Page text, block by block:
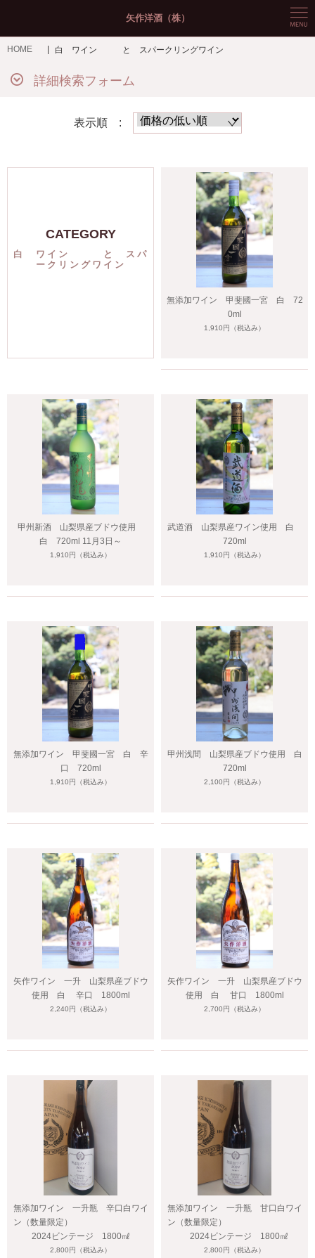
矢作洋酒（株）
HOME 白 ワイン と スパークリングワイン
詳細検索フォーム
表示順 :
CATEGORY
白 ワイン と スパ
ークリングワイン
無添加ワイン 甲斐國一宮 白 72
0ml
1,910円 （税込み）
甲州新酒 山梨県産ブドウ使用
白 720ml 11月3日～
1,910円 （税込み）
武道酒 山梨県産ワイン使用 白
720ml
1,910円 （税込み）
無添加ワイン 甲斐國一宮 白 辛
口 720ml
1,910円 （税込み）
甲州浅間 山梨県産ブドウ使用 白
720ml
2,100円 （税込み）
矢作ワイン 一升 山梨県産ブドウ
使用 白 辛口 1800ml
2,240円 （税込み）
矢作ワイン 一升 山梨県産ブドウ
使用 白 甘口 1800ml
2,700円 （税込み）
無添加ワイン 一升瓶 辛口白ワイ
ン（数量限定）
2024ビンテージ 1800㎖
2,800円 （税込み）
無添加ワイン 一升瓶 甘口白ワイ
ン（数量限定）
2024ビンテージ 1800㎖
2,800円 （税込み）